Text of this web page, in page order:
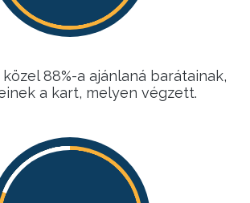
88%-a ajánlaná barátainak,
a kart, melyen végzett.